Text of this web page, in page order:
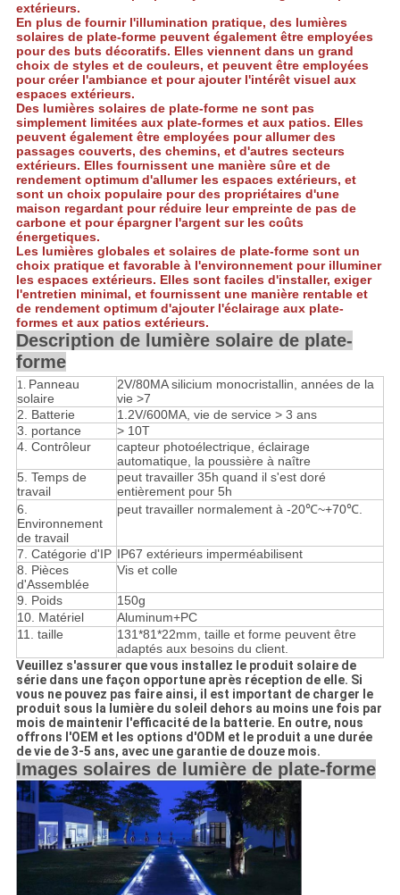
extérieurs.
En plus de fournir l'illumination pratique, des lumières
solaires de plate-forme peuvent également être employées
pour des buts décoratifs. Elles viennent dans un grand
choix de styles et de couleurs, et peuvent être employées
pour créer l'ambiance et pour ajouter l'intérêt visuel aux
espaces extérieurs.
Des lumières solaires de plate-forme ne sont pas
simplement limitées aux plate-formes et aux patios. Elles
peuvent également être employées pour allumer des
passages couverts, des chemins, et d'autres secteurs
extérieurs. Elles fournissent une manière sûre et de
rendement optimum d'allumer les espaces extérieurs, et
sont un choix populaire pour des propriétaires d'une
maison regardant pour réduire leur empreinte de pas de
carbone et pour épargner l'argent sur les coûts
énergetiques.
Les lumières globales et solaires de plate-forme sont un
choix pratique et favorable à l'environnement pour illuminer
les espaces extérieurs. Elles sont faciles d'installer, exiger
l'entretien minimal, et fournissent une manière rentable et
de rendement optimum d'ajouter l'éclairage aux plate-
formes et aux patios extérieurs.
Description de lumière solaire de plate-
forme
1. Panneau
solaire
2V/80MA silicium monocristallin, années de la
vie >7
2. Batterie
1.2V/600MA, vie de service > 3 ans
3. portance
> 10T
4. Contrôleur
capteur photoélectrique, éclairage
automatique, la poussière à naître
5. Temps de
travail
peut travailler 35h quand il s'est doré
entièrement pour 5h
6.
Environnement
de travail
peut travailler normalement à -20℃~+70℃.
7. Catégorie d'IP IP67 extérieurs imperméabilisent
8. Pièces
d'Assemblée
Vis et colle
9. Poids
150g
10. Matériel
Aluminum+PC
11. taille 131*81*22mm, taille et forme peuvent être
adaptés aux besoins du client.
Veuillez s'assurer que vous installez le produit solaire de
série dans une façon opportune après réception de elle. Si
vous ne pouvez pas faire ainsi, il est important de charger le
produit sous la lumière du soleil dehors au moins une fois par
mois de maintenir l'efficacité de la batterie. En outre, nous
offrons l'OEM et les options d'ODM et le produit a une durée
de vie de 3-5 ans, avec une garantie de douze mois.
Images solaires de lumière de plate-forme